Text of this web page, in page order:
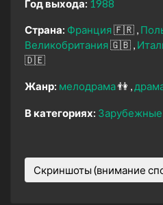
Год выхода: 1988
Страна: Франция🇫🇷
Великобритания🇬🇧
🇩🇪
Жанр: мелодрама👫
В категориях:
Скриншоты (внимание